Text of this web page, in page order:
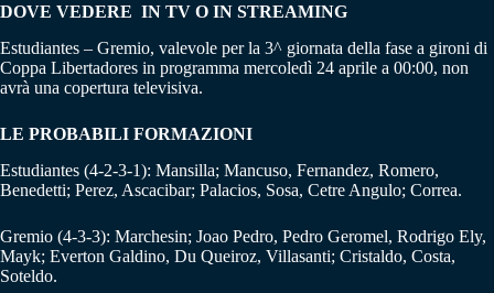
DOVE VEDERE IN TV O IN STREAMING
Estudiantes – Gremio, valevole per la 3^ giornata della fase a gironi di
Coppa Libertadores in programma mercoledì 24 aprile a 00:00, non
avrà una copertura televisiva.
LE PROBABILI FORMAZIONI
Estudiantes (4-2-3-1): Mansilla; Mancuso, Fernandez, Romero,
Benedetti; Perez, Ascacibar; Palacios, Sosa, Cetre Angulo; Correa.
Gremio (4-3-3): Marchesin; Joao Pedro, Pedro Geromel, Rodrigo Ely,
Mayk; Everton Galdino, Du Queiroz, Villasanti; Cristaldo, Costa,
Soteldo.